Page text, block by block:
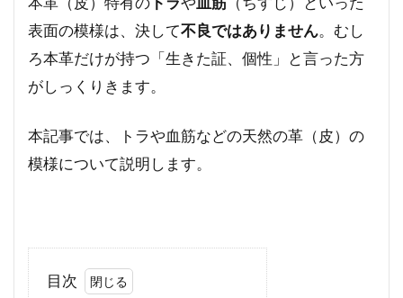
表面の模様は、決して不良ではありません。むし
ろ本革だけが持つ「生きた証、個性」と言った方
がしっくりきます。
本記事では、トラや血筋などの天然の革（皮）の
模様について説明します。
目次